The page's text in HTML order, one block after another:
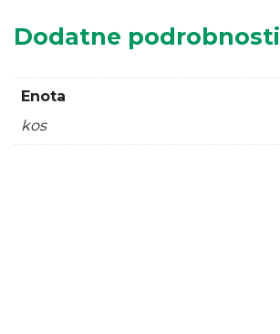
Dodatne podrobnosti
Enota
kos